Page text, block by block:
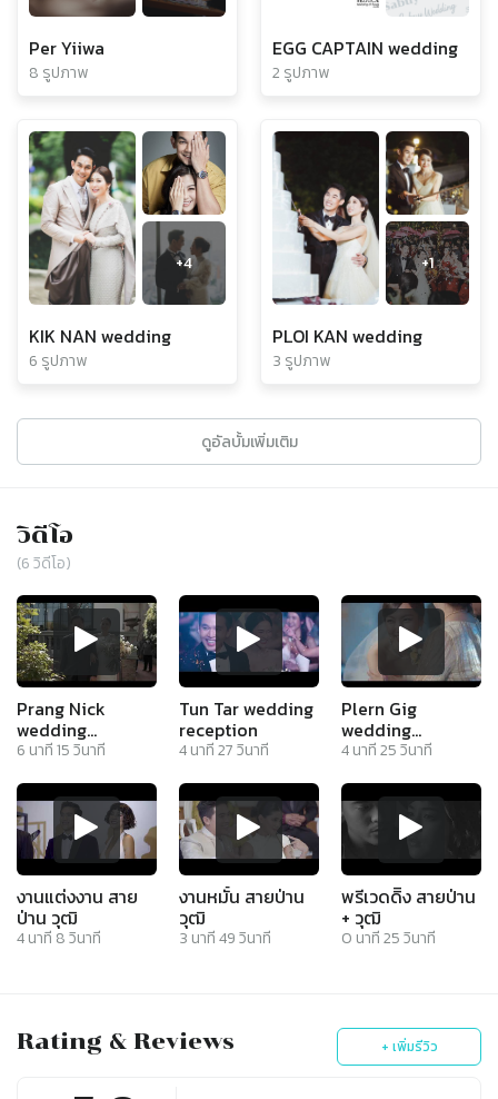
Per Yiiwa
8 รูปภาพ
EGG CAPTAIN wedding
2 รูปภาพ
+4
KIK NAN wedding
6 รูปภาพ
+1
PLOI KAN wedding
3 รูปภาพ
ดูอัลบั้มเพิ่มเติม
วิดีโอ
(6วิดีโอ)
Prang Nick
wedding
cinematography
6 นาที15วินาที
Tun Tar wedding
reception
4นาที27วินาที
Plern Gig
wedding
cinematography
4นาที25วินาที
งานแต่งงาน สาย
ป่าน วุฒิ
4นาที 8วินาที
งานหมั้น สายป่าน
วุฒิ
3 นาที49วินาที
พรีเวดดิิ้ง สายป่าน
+ วุฒิ
0 นาที25วินาที
Rating & Reviews + เพิ่มรีวิว